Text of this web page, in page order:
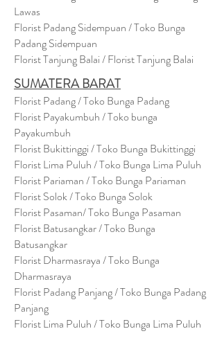
Lawas
Florist Padang Sidempuan / Toko Bunga
Padang Sidempuan
Florist Tanjung Balai / Florist Tanjung Balai
SUMATERA BARAT
Florist Padang / Toko Bunga Padang
Florist Payakumbuh / Toko bunga
Payakumbuh
Florist Bukittinggi / Toko Bunga Bukittinggi
Florist Lima Puluh / Toko Bunga Lima Puluh
Florist Pariaman / Toko Bunga Pariaman
Florist Solok / Toko Bunga Solok
Florist Pasaman/ Toko Bunga Pasaman
Florist Batusangkar / Toko Bunga
Batusangkar
Florist Dharmasraya / Toko Bunga
Dharmasraya
Florist Padang Panjang / Toko Bunga Padang
Panjang
Florist Lima Puluh / Toko Bunga Lima Puluh